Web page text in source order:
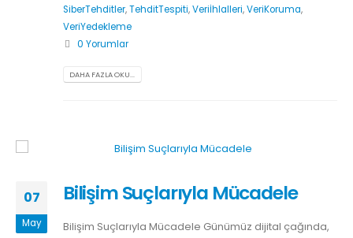
SiberTehditler,TehditTespiti,Veriİhlalleri,VeriKoruma,
VeriYedekleme
0 Yorumlar
DAHA FAZLA OKU...
07
May
Bilişim Suçlarıyla Mücadele
Bilişim Suçlarıyla Mücadele Günümüz dijital çağında,